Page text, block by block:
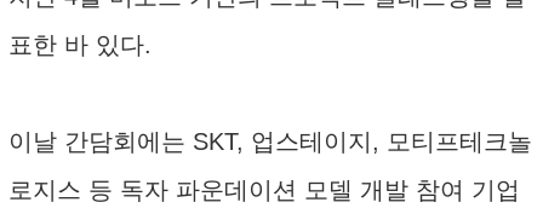
표한 바 있다.
이날 간담회에는 SKT, 업스테이지, 모티프테크놀
로지스 등 독자 파운데이션 모델 개발 참여 기업